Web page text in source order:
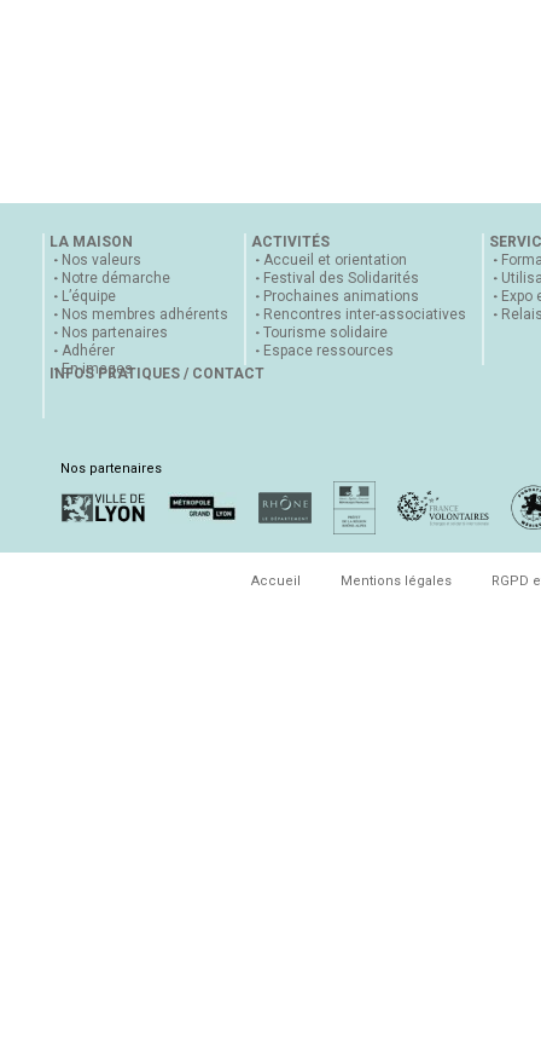
LA MAISON
Nos valeurs
Notre démarche
L’équipe
Nos membres adhérents
Nos partenaires
Adhérer
En images
ACTIVITÉS
Accueil et orientation
Festival des Solidarités
Prochaines animations
Rencontres inter-associatives
Tourisme solidaire
Espace ressources
Expo
INFOS PRATIQUES / CONTACT
Nos partenaires
Accueil Mentions légales RGPD